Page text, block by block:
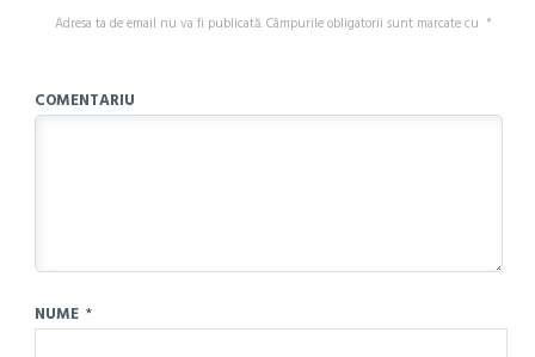
Adresa ta de email nu va fi publicată.Câmpurile obligatorii sunt marcate cu *
COMENTARIU
NUME *